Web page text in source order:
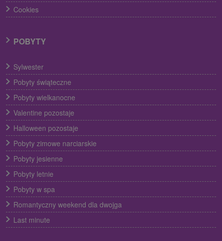
Cookies
POBYTY
Sylwester
Pobyty świąteczne
Pobyty wielkanocne
Valentine pozostaje
Halloween pozostaje
Pobyty zimowe narciarskie
Pobyty jesienne
Pobyty letnie
Pobyty w spa
Romantyczny weekend dla dwojga
Last minute